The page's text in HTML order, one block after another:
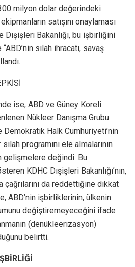
milyon dolar değerindeki
satışını onaylaması
Dışişleri Bakanlığı, bu işbirliğini
silah ihracatı, savaş
ise, ABD ve Güney Koreli
Nükleer Danışma Grubu
Demokratik Halk Cumhuriyeti’nin
programını ele almalarının
gelişmelere değindi. Bu
KDHC Dışişleri Bakanlığı’nın,
çağrılarını da reddettiğine dikkat
ABD’nin işbirliklerinin, ülkenin
değiştiremeyeceğini ifade
(denükleerizasyon)
belirtti.